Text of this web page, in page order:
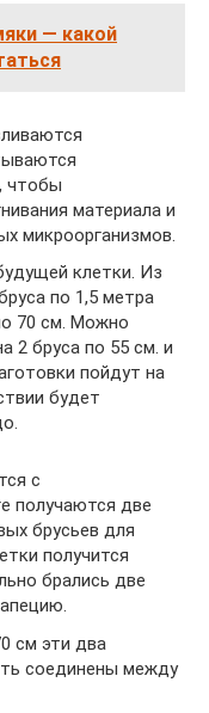
— какой
чтобы
материала и
микроорганизмов.
клетки. Из
по 1,5 метра
70 см. Можно
2 бруса по 55 см. и
пойдут на
будет
с
получаются две
брусьев для
получится
брались две
см эти два
соединены между